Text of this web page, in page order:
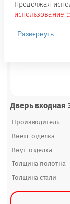
Дверь входная
Производитель
Внеш. отделка
Внут. отделка
Толщина полотна
Толщина стали
Продолжая
использование
устройстве, действиях на
Развернуть